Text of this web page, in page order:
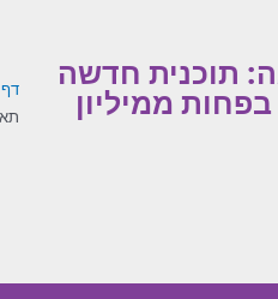
תוכנית חדשה
ממיליון